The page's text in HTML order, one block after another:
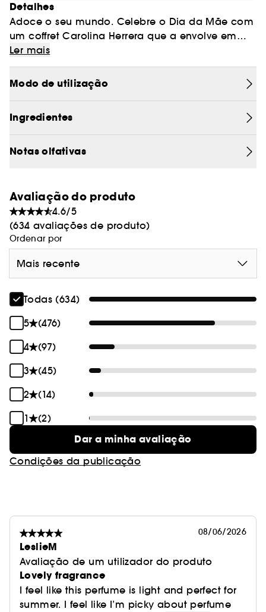
Detalhes
Adoce o seu mundo. Celebre o Dia da Mãe com
um coffret Carolina Herrera que a envolve em
glamour e alegria sem esforço. A nossa
fragrância assinatura e os seus essenciais a
condizer afirmam-se desde a primeira
vaporização: elegantes, modernos e
Inclui: La Bomba Eau de Parfum 80 ml + Loção
Corporal 100 ml + Formato viagem 10 ml
Ler mais
Modo de utilização
Ingredientes
Notas olfativas
Avaliação do produto
4.6/5
(634 avaliações de produto)
Ordenar por
Mais recente
Todas (634)
5
(476)
4
(97)
3
(45)
2
(14)
1
(2)
Dar a minha avaliação
Condições da publicação
08/06/2026
LeslieM
Avaliação de um utilizador do produto
Lovely fragrance
I feel like this perfume is light and perfect for
summer. I feel like I’m picky about perfume